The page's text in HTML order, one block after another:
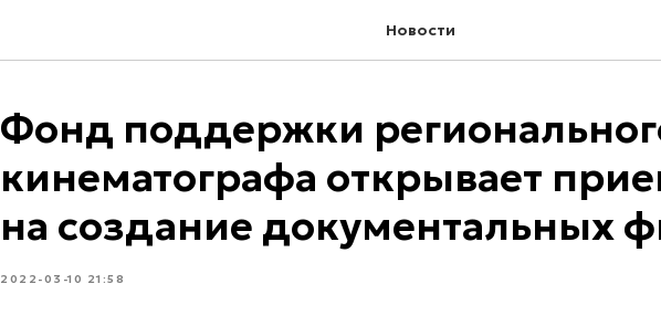
Новости
Фонд поддержки
кинематографа открывает
на создание документальных
2022-03-10 21:58